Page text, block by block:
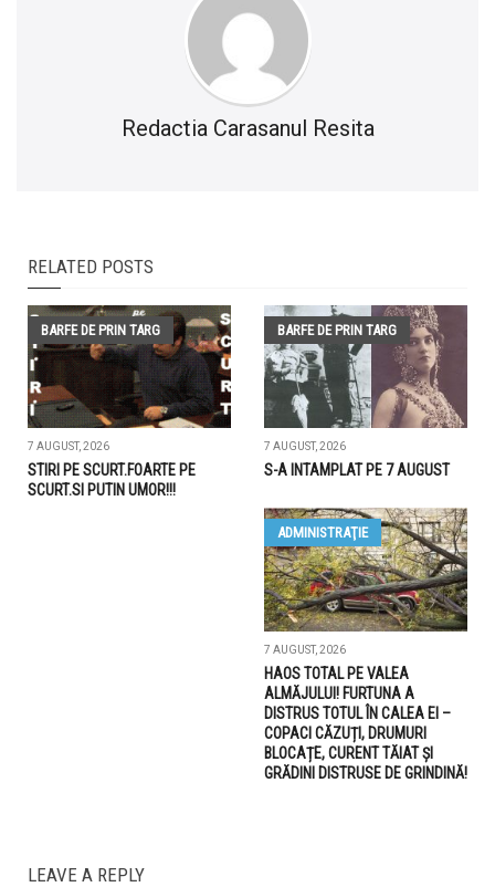
Redactia Carasanul Resita
RELATED POSTS
BARFE DE PRIN TARG
7 AUGUST, 2026
STIRI PE SCURT.FOARTE PE
SCURT.SI PUTIN UMOR!!!
BARFE DE PRIN TARG
7 AUGUST, 2026
S-A INTAMPLAT PE 7 AUGUST
ADMINISTRAŢIE
7 AUGUST, 2026
HAOS TOTAL PE VALEA
ALMĂJULUI! FURTUNA A
DISTRUS TOTUL ÎN CALEA EI –
COPACI CĂZUȚI, DRUMURI
BLOCAȚE, CURENT TĂIAT ȘI
GRĂDINI DISTRUSE DE GRINDINĂ!
LEAVE A REPLY